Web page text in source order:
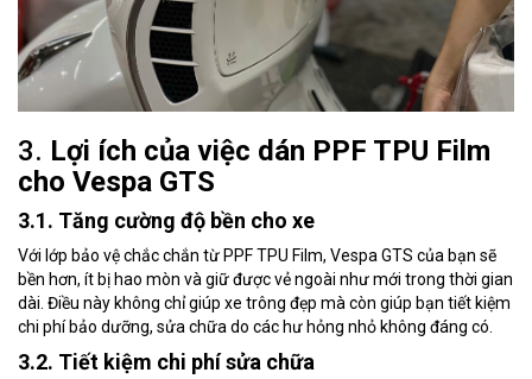
3. Lợi ích của việc dán PPF TPU Film
cho Vespa GTS
3.1. Tăng cường độ bền cho xe
Với lớp bảo vệ chắc chắn từ PPF TPU Film, Vespa GTS của bạn sẽ
bền hơn, ít bị hao mòn và giữ được vẻ ngoài như mới trong thời gian
dài. Điều này không chỉ giúp xe trông đẹp mà còn giúp bạn tiết kiệm
chi phí bảo dưỡng, sửa chữa do các hư hỏng nhỏ không đáng có.
3.2. Tiết kiệm chi phí sửa chữa